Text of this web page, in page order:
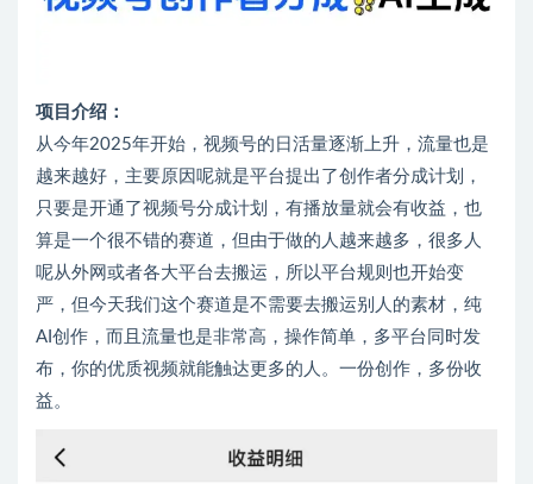
项目介绍：
从今年2025年开始，视频号的日活量逐渐上升，流量也是
越来越好，主要原因呢就是平台提出了创作者分成计划，
只要是开通了视频号分成计划，有播放量就会有收益，也
算是一个很不错的赛道，但由于做的人越来越多，很多人
呢从外网或者各大平台去搬运，所以平台规则也开始变
严，但今天我们这个赛道是不需要去搬运别人的素材，纯
AI创作，而且流量也是非常高，操作简单，多平台同时发
布，你的优质视频就能触达更多的人。一份创作，多份收
益。